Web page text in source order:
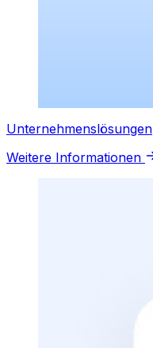
Unternehmenslösungen
Weitere Informationen